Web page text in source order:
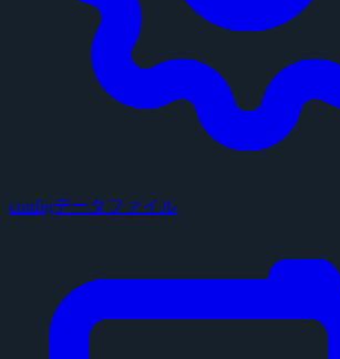
configデータファイル